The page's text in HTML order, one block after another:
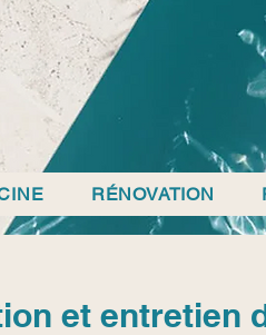
RÉNOVATION
et entretien